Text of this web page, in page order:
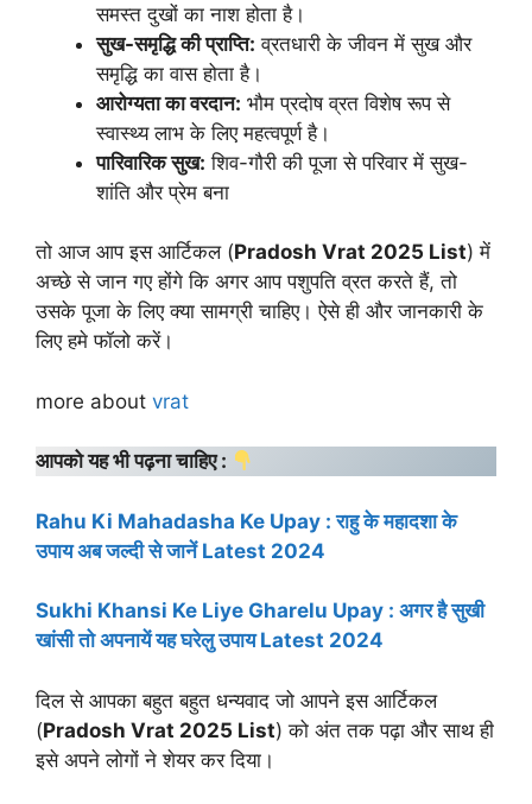
समस्त दुखों का नाश होता है।
सुख-समृद्धि की प्राप्ति: व्रतधारी के जीवन में सुख और
समृद्धि का वास होता है।
आरोग्यता का वरदान: भौम प्रदोष व्रत विशेष रूप से
स्वास्थ्य लाभ के लिए महत्वपूर्ण है।
पारिवारिक सुख: शिव-गौरी की पूजा से परिवार में सुख-
शांति और प्रेम बना
तो आज आप इस आर्टिकल (Pradosh Vrat 2025 List) में
अच्छे से जान गए होंगे कि अगर आप पशुपति व्रत करते हैं, तो
उसके पूजा के लिए क्या सामग्री चाहिए। ऐसे ही और जानकारी के
लिए हमे फॉलो करें।
more about vrat
आपको यह भी पढ़ना चाहिए :
Rahu Ki Mahadasha Ke Upay : राहु के महादशा के
उपाय अब जल्दी से जानें Latest 2024
Sukhi Khansi Ke Liye Gharelu Upay : अगर है सुखी
खांसी तो अपनायें यह घरेलु उपाय Latest 2024
दिल से आपका बहुत बहुत धन्यवाद जो आपने इस आर्टिकल
(Pradosh Vrat 2025 List) को अंत तक पढ़ा और साथ ही
इसे अपने लोगों ने शेयर कर दिया।